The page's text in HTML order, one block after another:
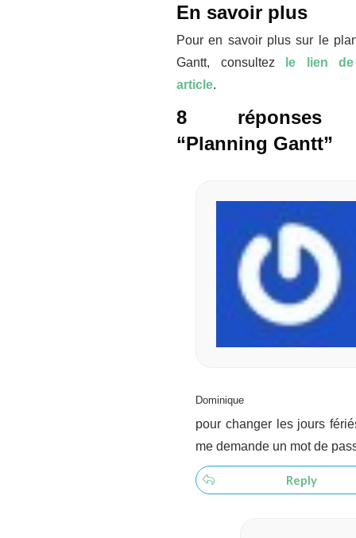
En savoir plus
Pour en savoir plus sur le
Gantt, consultez
le lien
article.
8
“Planning Gantt”
Dominique
pour changer les jours
me demande un mot de
Reply